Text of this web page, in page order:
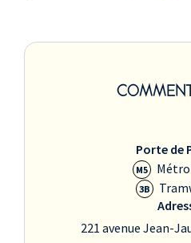
Porte de
M5
3B
221 avenue Jean-